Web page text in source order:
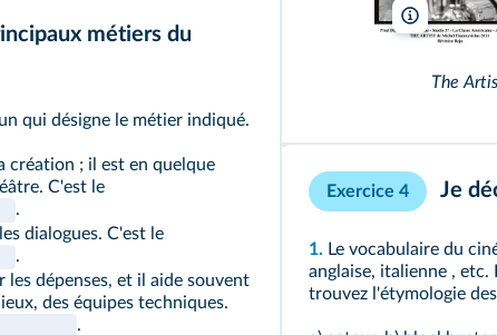
métiers du
qui désigne le métier indiqué.
création ; il est en quelque
C'est le
.
dialogues. C'est le
.
dépenses, et il aide souvent
des équipes techniques.
.
La Petite
The
Exercice 4 Je
1. Le vocabulaire du
anglaise, italienne ,
trouvez l'étymologie